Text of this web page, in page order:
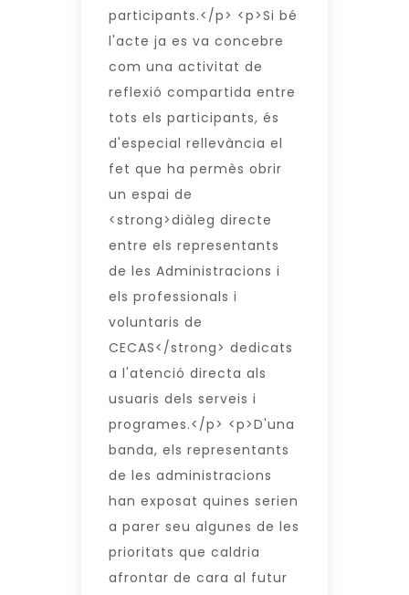
participants.</p> <p>Si bé
l'acte ja es va concebre
com una activitat de
reflexió compartida entre
tots els participants, és
d'especial rellevància el
fet que ha permès obrir
un espai de
<strong>diàleg directe
entre els representants
de les Administracions i
els professionals i
voluntaris de
CECAS</strong> dedicats
a l'atenció directa als
usuaris dels serveis i
programes.</p> <p>D'una
banda, els representants
de les administracions
han exposat quines serien
a parer seu algunes de les
prioritats que caldria
afrontar de cara al futur